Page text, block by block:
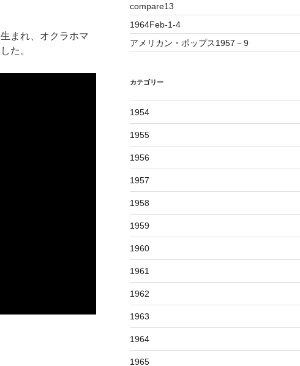
まれ、オクラホマ
た。
compare13
1964Feb-1-4
アメリカン・ポップス1957－9
カテゴリー
1954
1955
1956
1957
1958
1959
1960
1961
1962
1963
1964
1965